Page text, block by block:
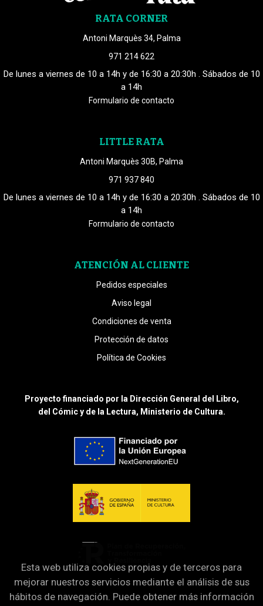
RATA CORNER
Antoni Marquès 34, Palma
971 214 622
De lunes a viernes de 10 a 14h y de 16:30 a 20:30h . Sábados de 10
a 14h
Formulario de contacto
LITTLE RATA
Antoni Marquès 30B, Palma
971 937 840
De lunes a viernes de 10 a 14h y de 16:30 a 20:30h . Sábados de 10
a 14h
Formulario de contacto
ATENCIÓN AL CLIENTE
Pedidos especiales
Aviso legal
Condiciones de venta
Protección de datos
Política de Cookies
Proyecto financiado por la Dirección General del Libro,
del Cómic y de la Lectura, Ministerio de Cultura.
Esta web utiliza cookies propias y de terceros para
mejorar nuestros servicios mediante el análisis de sus
hábitos de navegación. Puede obtener más información